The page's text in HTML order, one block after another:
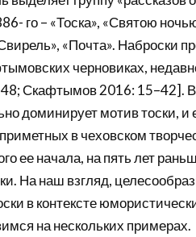
го – «Тоска», «Святою
«Почта». Наброски
черновиках,
Скафтымов 2016: 15–42].
доминирует мотив тоски,
в чеховском
ее начала, на пять лет
На наш взгляд,
в контексте
на нескольких примерах.